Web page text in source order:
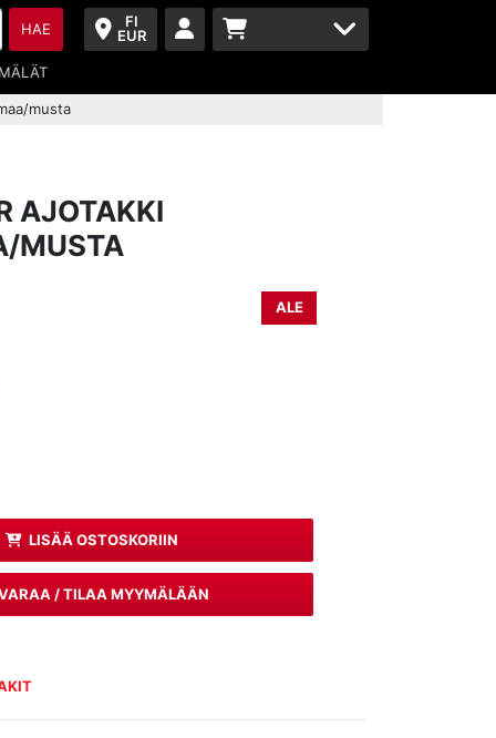
FI
EUR
HAE
musta
AJOTAKKI
MUSTA
ALE
LISÄÄ OSTOSKORIIN
/ TILAA MYYMÄLÄÄN